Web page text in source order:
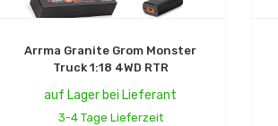
Arrma Granite Grom Monster
Truck 1:18 4WD RTR
auf Lager bei Lieferant
3-4 Tage Lieferzeit